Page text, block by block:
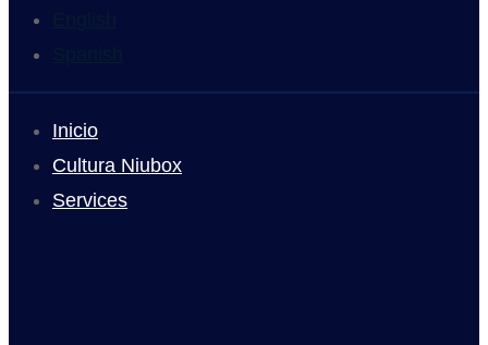
Inicio
Cultura Niubox
Services